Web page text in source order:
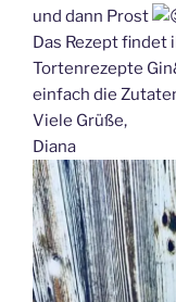
und dann Prost
Das Rezept
Tortenrezepte
einfach die
Viele Grüße,
Diana